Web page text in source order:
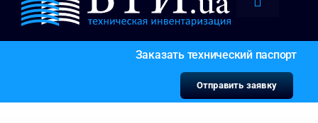
Toggle
услуги
Заказать технический паспорт
Отправить заявку